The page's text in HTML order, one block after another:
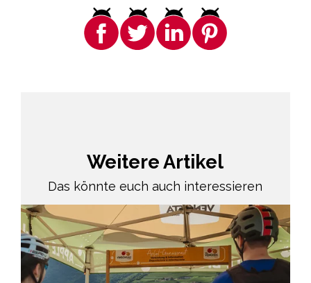
Weitere Artikel
Das könnte euch auch interessieren